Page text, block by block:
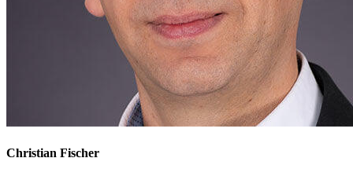
Christian Fischer